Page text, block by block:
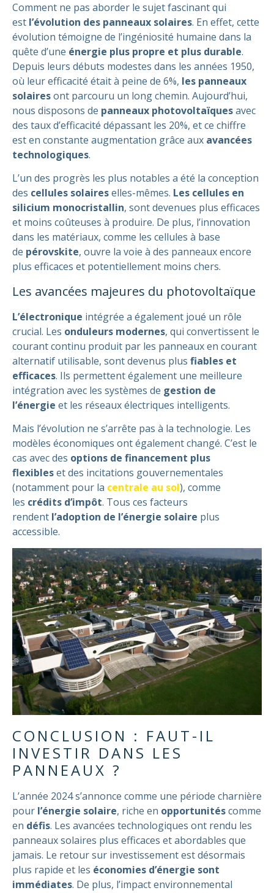
Comment ne pas aborder le sujet fascinant qui
est l’évolution des panneaux solaires. En effet, cette
évolution témoigne de l’ingéniosité humaine dans la
quête d’une énergie plus propre et plus durable.
Depuis leurs débuts modestes dans les années 1950,
où leur efficacité était à peine de 6%, les panneaux
solairesont parcouru un long chemin. Aujourd’hui,
nous disposons de panneaux photovoltaïquesavec
des taux d’efficacité dépassant les 20%, et ce chiffre
est en constante augmentation grâce aux avancées
technologiques.
L’un des progrès les plus notables a été la conception
des cellules solaireselles-mêmes. Les cellules en
silicium monocristallin, sont devenues plus efficaces
et moins coûteuses à produire. De plus, l’innovation
dans les matériaux, comme les cellules à base
de pérovskite, ouvre la voie à des panneaux encore
plus efficaces et potentiellement moins chers.
Les avancées majeures du photovoltaïque
L’électronique intégrée a également joué un rôle
crucial. Les onduleurs modernes, qui convertissent le
courant continu produit par les panneaux en courant
alternatif utilisable, sont devenus plus fiables et
efficaces. Ils permettent également une meilleure
intégration avec les systèmes de gestion de
l’énergie et les réseaux électriques intelligents.
Mais l’évolution ne s’arrête pas à la technologie. Les
modèles économiques ont également changé. C’est le
cas avec des options de financement plus
flexibleset des incitations gouvernementales
(notamment pour la centrale au sol), comme
les crédits d’impôt. Tous ces facteurs
rendent l’adoption de l’énergie solaire plus
accessible.
CONCLUSION : FAUT-IL
INVESTIR DANS LES
PANNEAUX ?
L’année 2024 s’annonce comme une période charnière
pour l’énergie solaire, riche en opportunitéscomme
en défis. Les avancées technologiques ont rendu les
panneaux solaires plus efficaces et abordables que
jamais. Le retour sur investissement est désormais
plus rapide et les économies d’énergie sont
immédiates. De plus, l’impact environnemental